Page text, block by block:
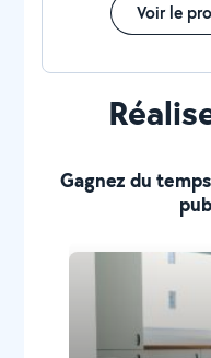
Voir le
Gagnez du